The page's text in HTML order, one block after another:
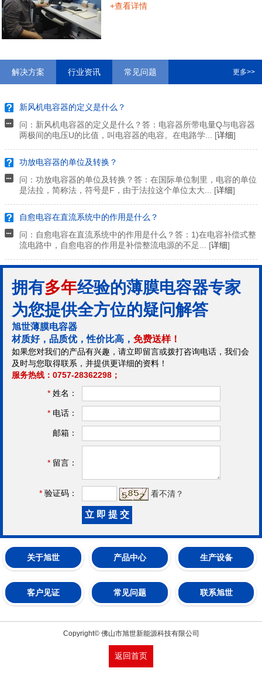
+查看详情
解决方案 行业资讯 常见问题 更多>>
新风机电容器的定义是什么？
问：新风机电容器的定义是什么？答：电容器所带电量Q与电容器
两极间的电压U的比值，叫电容器的电容。在电路学... [详细]
功放电容器的单位及转换？
问：功放电容器的单位及转换？答：在国际单位制里，电容的单位
是法拉，简称法，符号是F，由于法拉这个单位太大... [详细]
自愈电容在直流系统中的作用是什么？
问：自愈电容在直流系统中的作用是什么？答：1)在电容补偿式整
流电路中，自愈电容的作用是补偿整流电源的不足... [详细]
拥有多年经验的薄膜电容器专家
为您提供全方位的疑问解答
旭世薄膜电容器
材质好，品质优，性价比高， 免费送样！
如果您对我们的产品有兴趣，请立即留言或拨打咨询电话，我们会
及时与您取得联系，并提供更详细的资料！
服务热线：0757-28362298；
* 姓名：
* 电话：
邮箱：
* 留言：
* 验证码： 看不清？
关于旭世 产品中心 生产设备
客户见证 常见问题 联系旭世
Copyright© 佛山市旭世新能源科技有限公司
返回首页